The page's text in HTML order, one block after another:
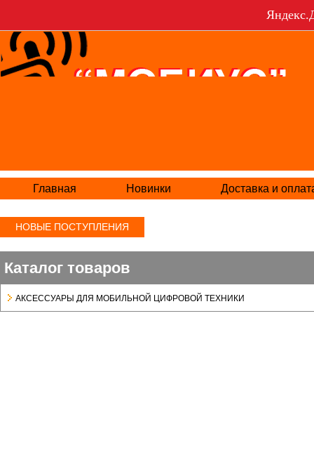
Главная Новинки Доставка и
НОВЫЕ ПОСТУПЛЕНИЯ
Каталог товаров
АКСЕСCУАРЫ ДЛЯ МОБИЛЬНОЙ ЦИФРОВОЙ ТЕХНИКИ